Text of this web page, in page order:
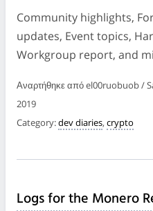
Community highlights,
updates, Event topics,
Workgroup report, and
Αναρτήθηκε από el00ruobuob /
2019
Category:dev diaries, crypto
Logs for the Monero